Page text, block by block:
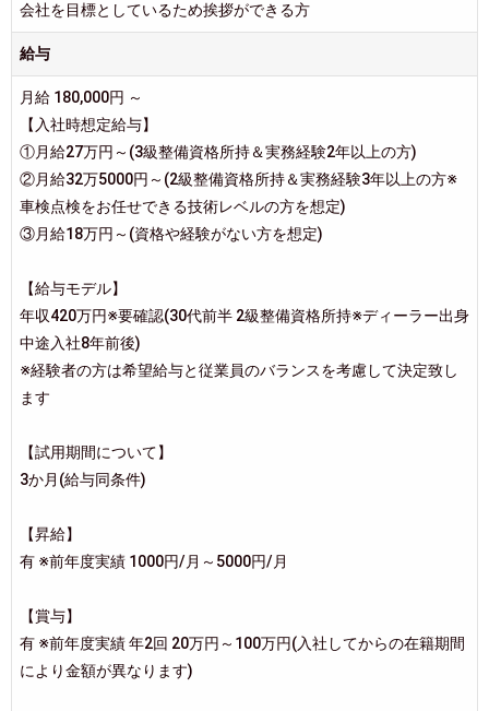
会社を目標としているため挨拶ができる方
給与
月給 180,000円 ～
【入社時想定給与】
①月給27万円～(3級整備資格所持＆実務経験2年以上の方)
②月給32万5000円～(2級整備資格所持＆実務経験3年以上の方※
車検点検をお任せできる技術レベルの方を想定)
③月給18万円～(資格や経験がない方を想定)
【給与モデル】
年収420万円※要確認(30代前半 2級整備資格所持※ディーラー出身
中途入社8年前後)
※経験者の方は希望給与と従業員のバランスを考慮して決定致し
ます
【試用期間について】
3か月(給与同条件)
【昇給】
有 ※前年度実績 1000円/月～5000円/月
【賞与】
有 ※前年度実績 年2回 20万円～100万円(入社してからの在籍期間
により金額が異なります)